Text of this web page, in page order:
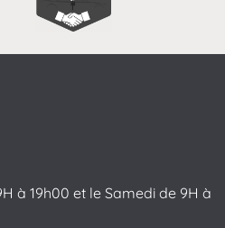
à 19h00 et le Samedi de 9H à